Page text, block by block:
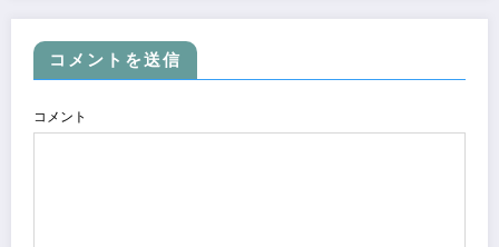
コメントを送信
コメント